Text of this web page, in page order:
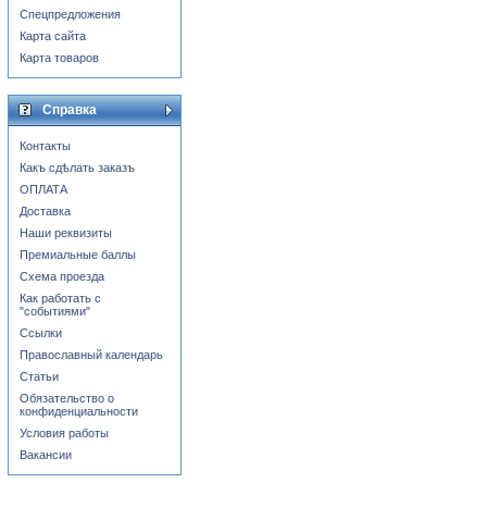
Спецпредложения
Карта сайта
Карта товаров
Справка
Контакты
Какъ сдѣлать заказъ
ОПЛАТА
Доставка
Наши реквизиты
Премиальные баллы
Схема проезда
Как работать с
"событиями"
Ссылки
Православный календарь
Статьи
Обязательство о
конфиденциальности
Условия работы
Вакансии